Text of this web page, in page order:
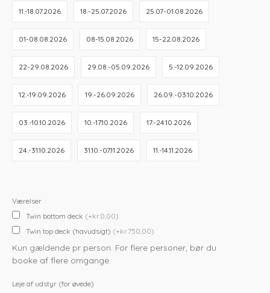
11.-18.07.2026 18.-25.07.2026 25.07-01.08.2026
01-08.08.2026 08-15.08.2026 15-22.08.2026
22-29.08.2026 29.08.-05.09.2026 5.-12.09.2026
12.-19.09.2026 19.-26.09.2026 26.09.-03.10.2026
03.-10.10.2026 10.-17.10.2026 17.-24.10.2026
24.-31.10.2026 31.10.-07.11.2026 11.-14.11.2026
Værelser
Twin bottom deck (+kr.0,00)
Twin top deck (havudsigt) (+kr.750,00)
Kun gældende pr person. For flere personer, bør du
booke af flere omgange.
Leje af udstyr (for øvede)